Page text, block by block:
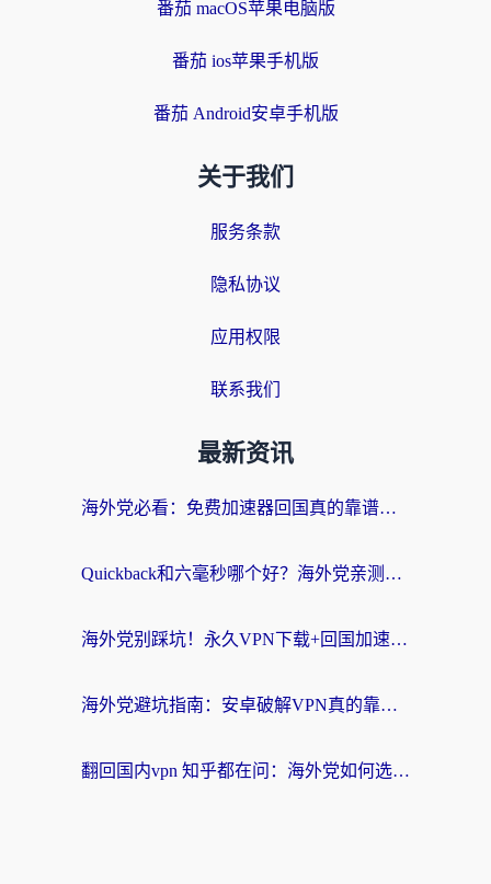
番茄 macOS苹果电脑版
番茄 ios苹果手机版
番茄 Android安卓手机版
关于我们
服务条款
隐私协议
应用权限
联系我们
最新资讯
海外党必看：免费加速器回国真的靠谱吗？3步教你选到好用的归雁替代
Quickback和六毫秒哪个好？海外党亲测：选对回国加速器，无缝刷剧办公不再愁
海外党别踩坑！永久VPN下载+回国加速器选择指南，无缝刷国内剧游戏支付
海外党避坑指南：安卓破解VPN真的靠谱吗？教你选对回国加速器无缝刷国内资源
翻回国内vpn 知乎都在问：海外党如何选对加速器，无缝刷剧打游戏？